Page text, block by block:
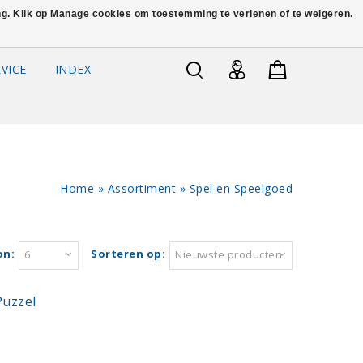
INDEX
Home » Assortiment » Spel en Speelgoed
Sorteren op: Nieuwste producten
6
Klik op Manage cookies om toestemming te verlenen of te weigeren.